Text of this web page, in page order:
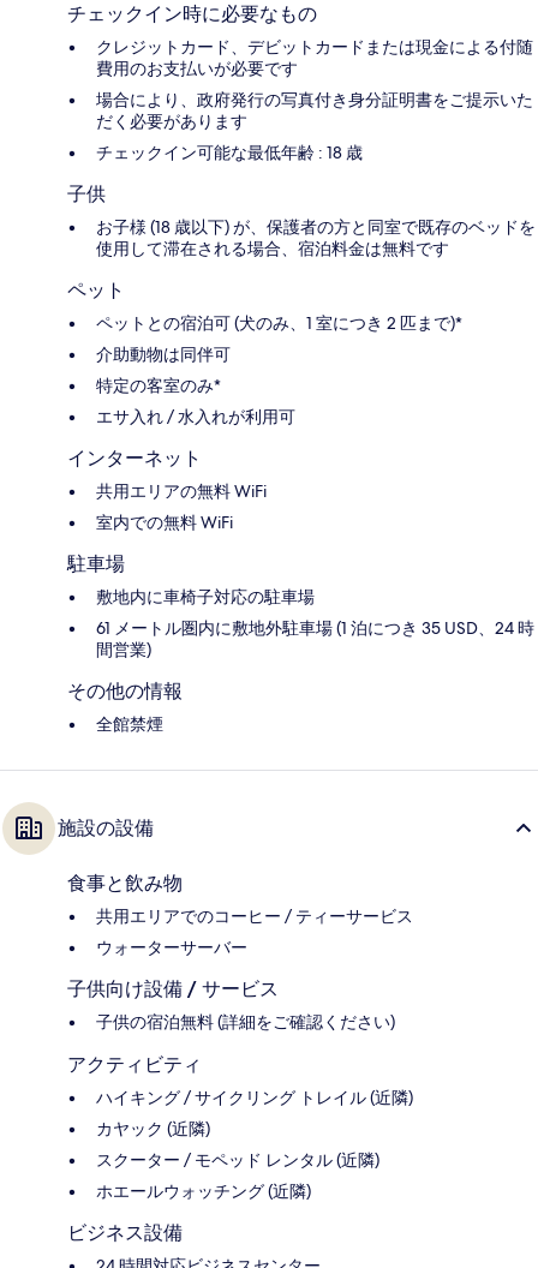
チェックイン時に必要なもの
クレジットカード、デビットカードまたは現金による付随
費用のお支払いが必要です
場合により、政府発行の写真付き身分証明書をご提示いた
だく必要があります
チェックイン可能な最低年齢 : 18 歳
子供
お子様 (18 歳以下) が、保護者の方と同室で既存のベッドを
使用して滞在される場合、宿泊料金は無料です
ペット
ペットとの宿泊可 (犬のみ、1 室につき 2 匹まで)*
介助動物は同伴可
特定の客室のみ*
エサ入れ / 水入れが利用可
インターネット
共用エリアの無料 WiFi
室内での無料 WiFi
駐車場
敷地内に車椅子対応の駐車場
61 メートル圏内に敷地外駐車場 (1 泊につき 35 USD、24 時
間営業)
その他の情報
全館禁煙
施設の設備
食事と飲み物
共用エリアでのコーヒー / ティーサービス
ウォーターサーバー
子供向け設備 / サービス
子供の宿泊無料 (詳細をご確認ください)
アクティビティ
ハイキング / サイクリング トレイル (近隣)
カヤック (近隣)
スクーター / モペッド レンタル (近隣)
ホエールウォッチング (近隣)
ビジネス設備